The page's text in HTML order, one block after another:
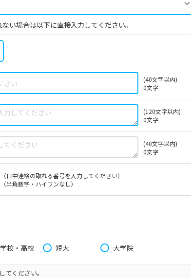
い場合は以下に直接入力してください。
(40文字以内)
0文字
(120文字以内)
0文字
(40文字以内)
0文字
（日中連絡の取れる番号を入力してください）
（半角数字・ハイフンなし）
校・高校 短大 大学院
てください。